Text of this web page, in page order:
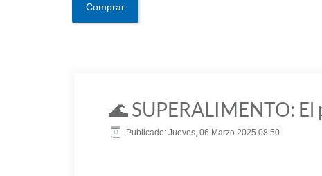
Comprar
🌊 SUPERALIMENTO:
Publicado: Jueves, 06 Marzo 2025 08:50